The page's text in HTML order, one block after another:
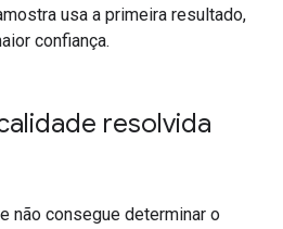
usa a primeira resultado,
confiança.
resolvida
não consegue determinar o